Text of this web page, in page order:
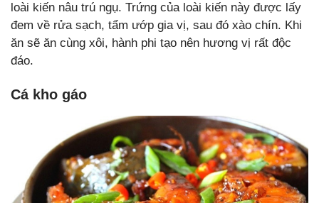
loài kiến nâu trú ngụ. Trứng của loài kiến này được lấy
đem về rửa sạch, tẩm ướp gia vị, sau đó xào chín. Khi
ăn sẽ ăn cùng xôi, hành phi tạo nên hương vị rất độc
đáo.
Cá kho gáo